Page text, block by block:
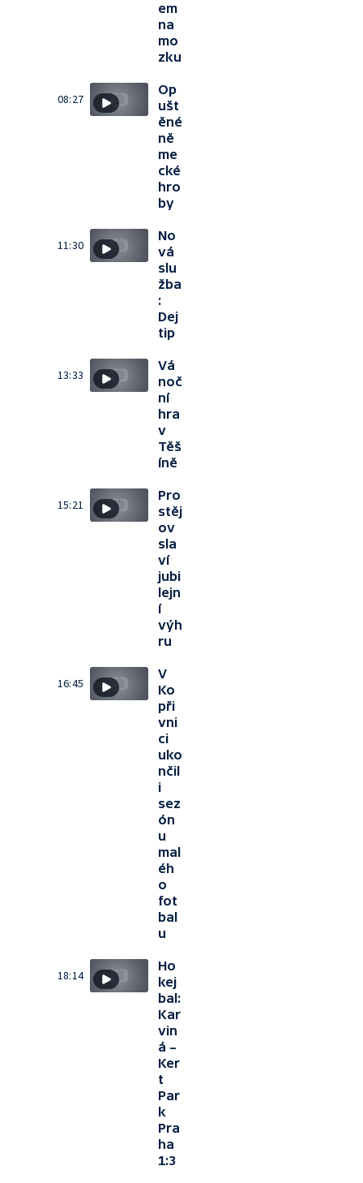
em
na
mo
zku
08:27
Op
ušt
ěné
ně
me
cké
hro
by
11:30
No
vá
slu
žba
:
Dej
tip
13:33
Vá
noč
ní
hra
v
Těš
íně
15:21
Pro
stěj
ov
sla
ví
jubi
lejn
í
výh
ru
16:45
V
Ko
při
vni
ci
uko
nčil
i
sez
ón
u
mal
éh
o
fot
bal
u
18:14
Ho
kej
bal:
Kar
vin
á –
Ker
t
Par
k
Pra
ha
1:3